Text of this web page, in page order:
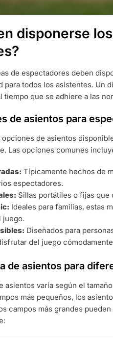
disponerse
de espectadores deben
para todos los asistentes. Un
tiempo que se adhiere a las
de asientos para
de asientos
Las opciones comunes
Típicamente hechos de
espectadores.
Sillas portátiles o fijas que
Ideales para familias, estas
juego.
Diseñados para
del juego
de asientos para
asientos varía según el tamaño
más pequeños, los
campos más grandes